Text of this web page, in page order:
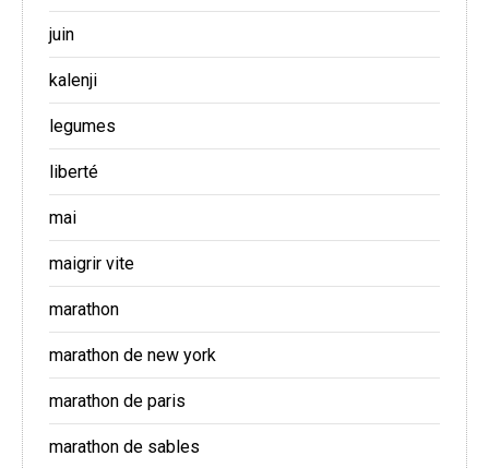
juin
kalenji
legumes
liberté
mai
maigrir vite
marathon
marathon de new york
marathon de paris
marathon de sables